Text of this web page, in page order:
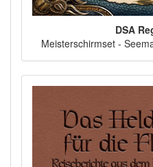
DSA
Meisterschirmset -